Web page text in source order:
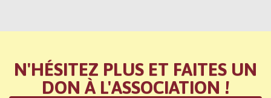
N'HÉSITEZ PLUS ET FAITES UN
DON À L'ASSOCIATION !